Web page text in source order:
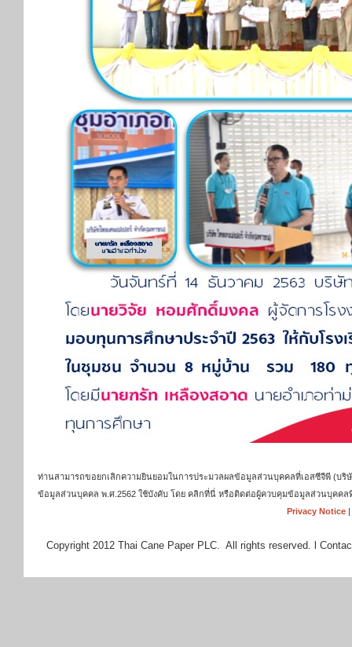
ท่านสามารถขอยกเลิกความยินยอมในการประมวลผลข้อมูลส่วนบุคคลที่เอสซีจีพี (บ
ข้อมูลส่วนบุคคล พ.ศ.2562 ใช้บังคับ โดย คลิกที่นี่ หรือติดต่อผู้ควบคุมข้อมูลส่วนบุคคล
Privacy Notice|
Copyright 2012 Thai Cane Paper PLC. All rights reserved. l